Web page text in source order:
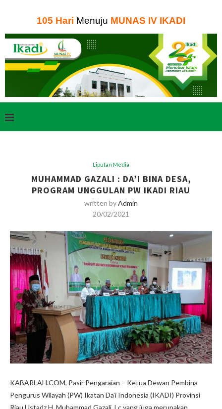
105 Hari Menuju MUNAS IV IKADI
Liputan Media
MUHAMMAD GAZALI : DA’I BINA DESA,
PROGRAM UNGGULAN PW IKADI RIAU
written byAdmin
20/02/2021
KABARLAH.COM, Pasir Pengaraian – Ketua Dewan Pembina
Pengurus Wilayah (PW) Ikatan Da’i Indonesia (IKADI) Provinsi